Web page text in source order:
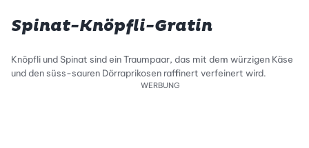
Spinat-Knöpfli-Gratin
Knöpfli und Spinat sind ein Traumpaar, das mit dem würzigen Käse
und den süss-sauren Dörraprikosen raffinert verfeinert wird.
WERBUNG